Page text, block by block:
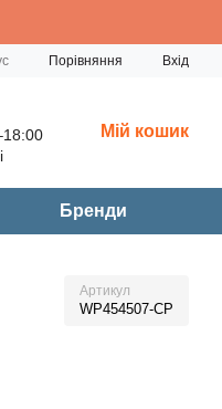
Порівняння Вхід
Мій кошик
Бренди
Артикул
WP454507-CP